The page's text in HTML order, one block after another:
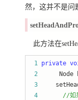
然，这并不是问
此方法在
1 private
2
Node
3
4
//如